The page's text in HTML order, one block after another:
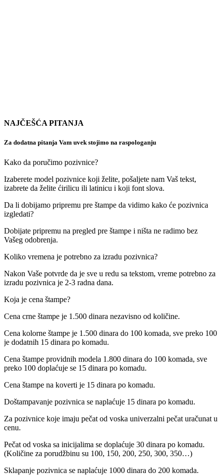
NAJČEŠĆA PITANJA
Za dodatna pitanja Vam uvek stojimo na raspologanju
Kako da poručimo pozivnice?
Izaberete model pozivnice koji želite, pošaljete nam Vaš tekst,
izabrete da želite ćirilicu ili latinicu i koji font slova.
Da li dobijamo pripremu pre štampe da vidimo kako će pozivnica
izgledati?
Dobijate pripremu na pregled pre štampe i ništa ne radimo bez
Vašeg odobrenja.
Koliko vremena je potrebno za izradu pozivnica?
Nakon Vaše potvrde da je sve u redu sa tekstom, vreme potrebno za
izradu pozivnica je 2-3 radna dana.
Koja je cena štampe?
Cena crne štampe je 1.500 dinara nezavisno od količine.
Cena kolorne štampe je 1.500 dinara do 100 komada, sve preko 100
je dodatnih 15 dinara po komadu.
Cena štampe providnih modela 1.800 dinara do 100 komada, sve
preko 100 doplaćuje se 15 dinara po komadu.
Cena štampe na koverti je 15 dinara po komadu.
Doštampavanje pozivnica se naplaćuje 15 dinara po komadu.
Za pozivnice koje imaju pečat od voska univerzalni pečat uračunat u
cenu.
Pečat od voska sa inicijalima se doplaćuje 30 dinara po komadu.
(Količine za porudžbinu su 100, 150, 200, 250, 300, 350…)
Sklapanje pozivnica se naplaćuje 1000 dinara do 200 komada.